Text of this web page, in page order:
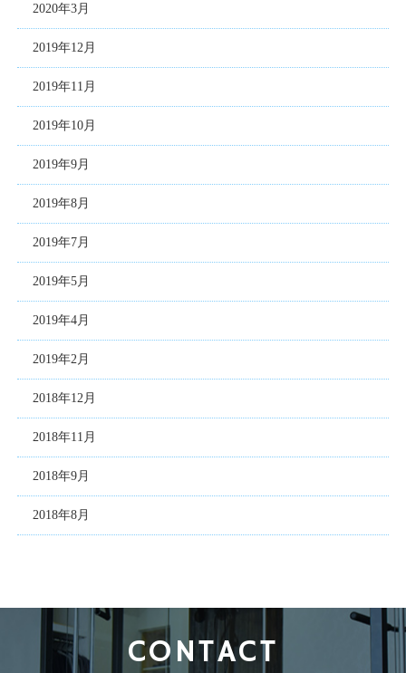
2020年3月
2019年12月
2019年11月
2019年10月
2019年9月
2019年8月
2019年7月
2019年5月
2019年4月
2019年2月
2018年12月
2018年11月
2018年9月
2018年8月
CONTACT